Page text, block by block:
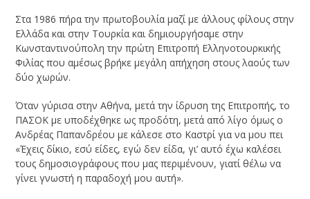
Στα 1986 πήρα την πρωτοβουλία μαζί με άλλους φίλους στην
Ελλάδα και στην Τουρκία και δημιουργήσαμε στην
Κωνσταντινούπολη την πρώτη Επιτροπή Ελληνοτουρκικής
Φιλίας που αμέσως βρήκε μεγάλη απήχηση στους λαούς των
δύο χωρών.
Όταν γύρισα στην Αθήνα, μετά την ίδρυση της Επιτροπής, το
ΠΑΣΟΚ με υποδέχθηκε ως προδότη, μετά από λίγο όμως ο
Ανδρέας Παπανδρέου με κάλεσε στο Καστρί για να μου πει
«Έχεις δίκιο, εσύ είδες, εγώ δεν είδα, γι’ αυτό έχω καλέσει
τους δημοσιογράφους που μας περιμένουν, γιατί θέλω να
γίνει γνωστή η παραδοχή μου αυτή».